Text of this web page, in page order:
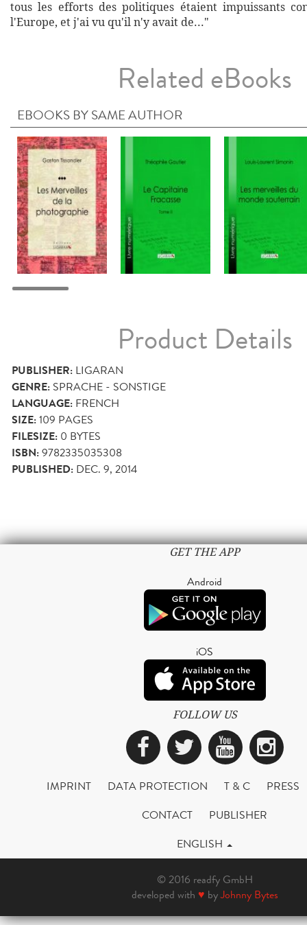
tous les efforts des politiques étaient impuissants
l'Europe, et j'ai vu qu'il n'y avait de..."
Related eBooks
EBOOKS BY SAME AUTHOR
Product Details
PUBLISHER: LIGARAN
GENRE: SPRACHE - SONSTIGE
LANGUAGE: FRENCH
SIZE:109 PAGES
FILESIZE: 0 BYTES
ISBN:9782335035308
PUBLISHED: DEC. 9, 2014
GET THE APP
Android
iOS
FOLLOW US
Facebook
Twitter
IMPRINT DATA PROTECTION T & C
PRESS
CONTACT
PUBLISHER
ENGLISH
© 2016 readfy GmbH
developed with ♥ byJohnny Bytes